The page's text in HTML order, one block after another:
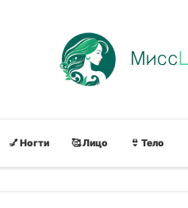
💅 Ногти 🥰 Лицо 👙 Тело